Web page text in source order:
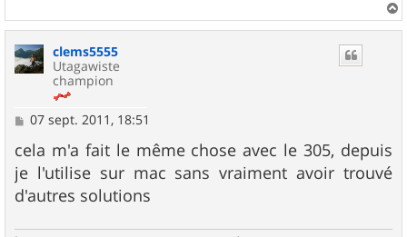
a
clems5555
Utagawiste
champion
M
s
s
a
g
e
07 sept. 2011, 18:51
cela m'a fait le même chose avec le 305, depuis
je l'utilise sur mac sans vraiment avoir trouvé
d'autres solutions